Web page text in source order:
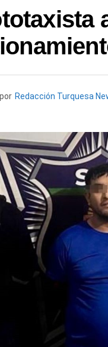
Redacción Turquesa